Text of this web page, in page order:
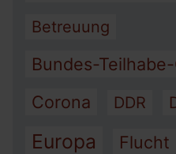
Betreuung
Bundes-
Corona
DDR
Europa Flucht